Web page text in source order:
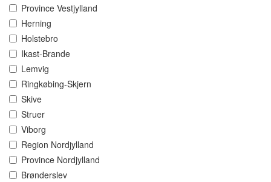
Province Vestjylland
Herning
Holstebro
Ikast-Brande
Lemvig
Ringkøbing-Skjern
Skive
Struer
Viborg
Region Nordjylland
Province Nordjylland
Brønderslev